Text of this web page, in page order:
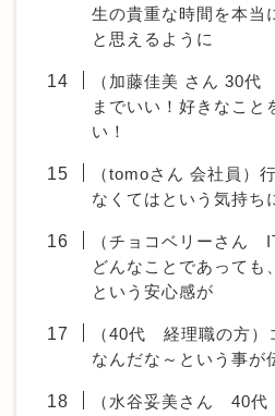
生の貴重な時間を本当
と思えるように
（加藤佳美 さん 30
までいい！好きなこと
い！
（tomoさん 会社員）
なくてはという気持ち
（チョコベリーさん
どんなことであっても
という安心感が
（40代 経理職の方）
なんだな～という事が
（水谷妥美さん 40